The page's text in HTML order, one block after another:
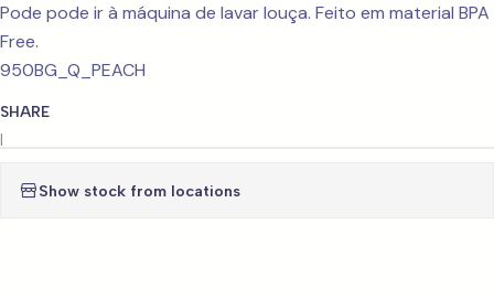
Pode pode ir à máquina de lavar louça. Feito em material BPA
Free.
950BG_Q_PEACH
SHARE
|
Show stock from locations